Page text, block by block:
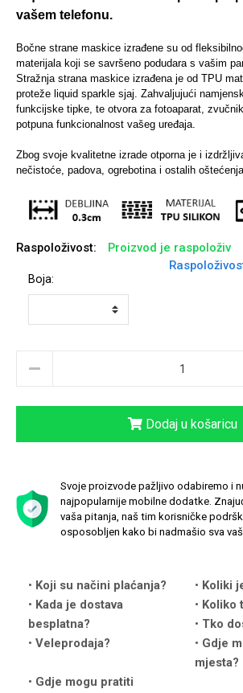
vašem telefonu.
Bočne strane maskice izrađene su od
materijala koji se savršeno podudara s vašim
Stražnja strana maskice izrađena je od TPU
proteže liquid sparkle sjaj. Zahvaljujući
funkcijske tipke, te otvora za fotoaparat,
potpuna funkcionalnost vašeg uređaja.
Zbog svoje kvalitetne izrade otporna je i
nečistoće, padova, ogrebotina i ostalih
Raspoloživost:
Proizvod je raspoloživ
Boja:
Dodaj u košaricu
Svoje proizvode pažljivo odabiremo i
najpopularnije mobilne dodatke.
vaša pitanja, naš tim korisničke
osposobljen kako bi nadmašio sva
Koji su načini plaćanja?
Koliki
Kada je dostava
besplatna?
Koliko
Tko
Veleprodaja?
Gdje
mjesta?
Gdje mogu pratiti
Sleng Feel
Životinjsko carstvo Takeoff
Quotes Collection Cirkus
Univerzalne futrole i
maskice
Preklopne